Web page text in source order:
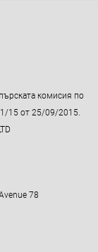
комисия по
15 от 25/09/2015.
78